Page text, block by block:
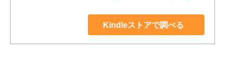
Kindleストアで調べる